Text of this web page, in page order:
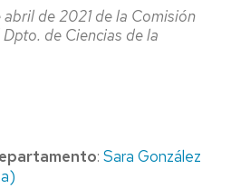
de 2021 de la Comisión
de Ciencias de la
: Sara González